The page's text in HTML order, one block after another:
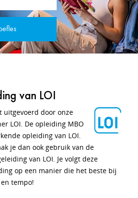
van LOI
uitgevoerd door onze
LOI. De opleiding MBO
opleiding van LOI.
je dan ook gebruik van de
van LOI. Je volgt deze
op een manier die het beste bij
tempo!